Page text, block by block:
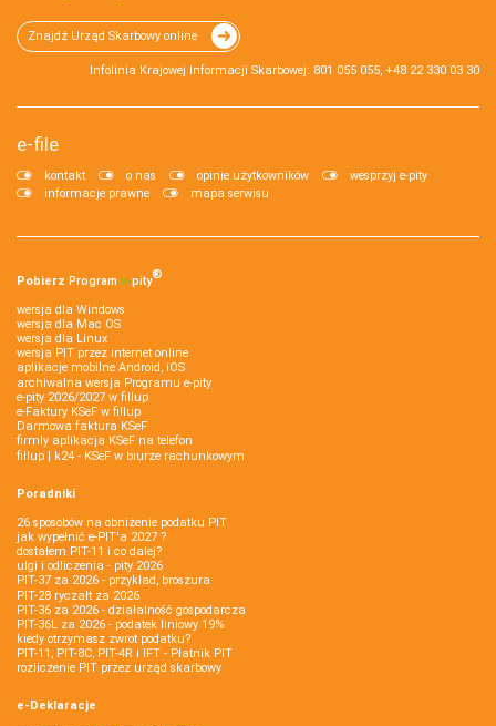
Znajdź Urząd Skarbowy online
Infolinia Krajowej Informacji Skarbowej: 801 055 055, +48 22 330 03 30
e-file
kontakt o nas opinie użytkowników
wesprzyj e-pity
informacje prawne
mapa serwisu
Pobierz Program e‑pity®
wersja dla Windows
wersja dla Mac OS
wersja dla Linux
wersja PIT przez internet online
aplikacje mobilne Android, iOS
archiwalna wersja Programu e-pity
e-pity 2026/2027 w fillup
e‑Faktury KSeF w fillup
Darmowa faktura KSeF
firmly aplikacja KSeF na telefon
fillup | k24 - KSeF w biurze rachunkowym
Poradniki
26 sposobów na obniżenie podatku PIT
jak wypełnić e-PIT'a 2027 ?
dostałem PIT-11 i co dalej?
ulgi i odliczenia - pity 2026
PIT-37 za 2026 - przykład, broszura
PIT-28 ryczałt za 2026
PIT-36 za 2026 - działalność gospodarcza
PIT-36L za 2026 - podatek liniowy 19%
kiedy otrzymasz zwrot podatku?
PIT-11, PIT-8C, PIT-4R i IFT - Płatnik PIT
rozliczenie PIT przez urząd skarbowy
e-Deklaracje